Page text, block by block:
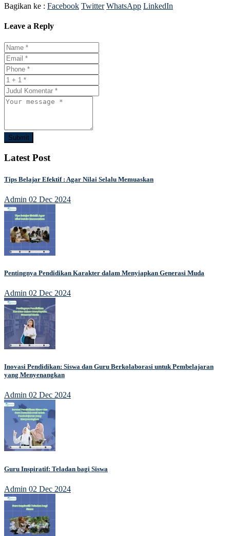
Bagikan ke : Facebook Twitter WhatsApp LinkedIn
Leave a Reply
Submit
Latest Post
Tips Belajar Efektif : Agar Nilai Selalu Memuaskan
Admin 02 Dec 2024
Pentingnya Pendidikan Karakter dalam Menyiapkan Generasi Muda
Admin 02 Dec 2024
Inovasi Pendidikan: Siswa dan Guru Berkolaborasi untuk Pembelajaran
yang Menyenangkan
Admin 02 Dec 2024
Guru Inspiratif: Teladan bagi Siswa
Admin 02 Dec 2024